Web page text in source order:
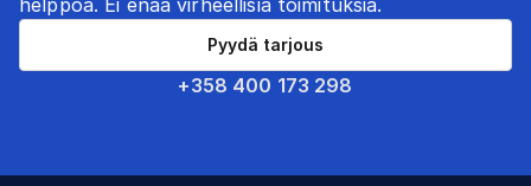
+358 400 173 298
Pyydä tarjous